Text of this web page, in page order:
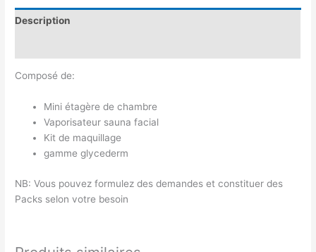
Description
Composé de:
Mini étagère de chambre
Vaporisateur sauna facial
Kit de maquillage
gamme glycederm
NB: Vous pouvez formulez des demandes et constituer des
Packs selon votre besoin